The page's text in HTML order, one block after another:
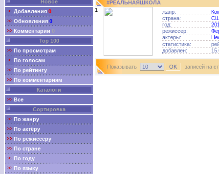
Новое
Добавления 0
Обновления 0
Комментарии 0
Top 100
По просмотрам
По голосам
По рейтингу
По комментариям
Каталоги
Все
Сортировка
По жанру
По актёру
По режиссеру
По стране
По году
По языку
#РЕАЛЬНАЯШКОЛА
1
жанр:
страна:
год:
режиссер:
актеры:
статистика:
добавлен:
Показывать записей на